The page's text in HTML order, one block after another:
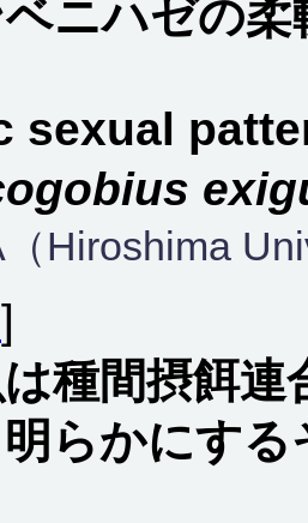
ベニハゼの
sexual
Hiroshima
]
種間摂餌連
らかにする